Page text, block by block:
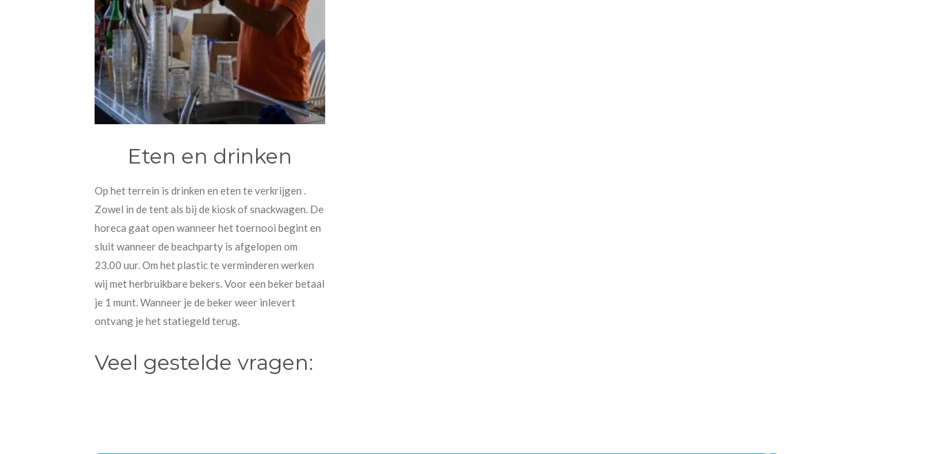
Eten en drinken
Op het terrein is drinken en eten te verkrijgen .
Zowel in de tent als bij de kiosk of snackwagen. De
horeca gaat open wanneer het toernooi begint en
sluit wanneer de beachparty is afgelopen om
23.00 uur. Om het plastic te verminderen werken
wij met herbruikbare bekers. Voor een beker betaal
je 1 munt. Wanneer je de beker weer inlevert
ontvang je het statiegeld terug.
Veel gestelde vragen: